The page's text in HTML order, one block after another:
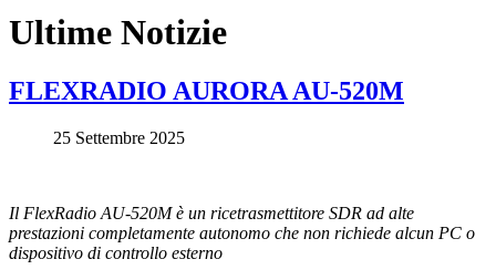
Ultime Notizie
FLEXRADIO AURORA AU-520M
25 Settembre 2025
Il FlexRadio AU-520M è un ricetrasmettitore SDR ad alte
prestazioni completamente autonomo che non richiede alcun PC o
dispositivo di controllo esterno